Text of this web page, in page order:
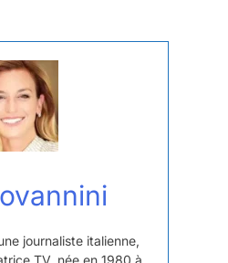
journaliste italienne,